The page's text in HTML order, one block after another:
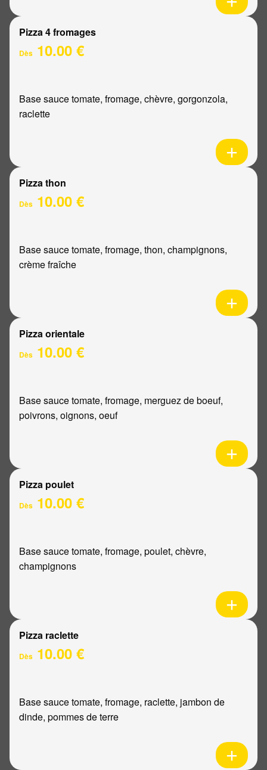
Pizza 4 fromages
Dès 10.00 €
Base sauce tomate, fromage, chèvre, gorgonzola,
raclette
Pizza thon
Dès 10.00 €
Base sauce tomate, fromage, thon, champignons,
crème fraîche
Pizza orientale
Dès 10.00 €
Base sauce tomate, fromage, merguez de boeuf,
poivrons, oignons, oeuf
Pizza poulet
Dès 10.00 €
Base sauce tomate, fromage, poulet, chèvre,
champignons
Pizza raclette
Dès 10.00 €
Base sauce tomate, fromage, raclette, jambon de
dinde, pommes de terre